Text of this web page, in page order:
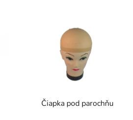
Čiapka pod parochňu